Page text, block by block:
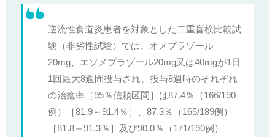
逆流性食道炎患者を対象とした二重盲検比較試
験（非劣性試験）では、オメプラゾール
20mg、エソメプラゾール20mg又は40mgが1日
1回最大8週間投与され、投与8週時のそれぞれ
の治癒率［95％信頼区間］は87.4％（166/190
例）［81.9～91.4％］、87.3％（165/189例）
［81.8～91.3％］及び90.0％（171/190例）